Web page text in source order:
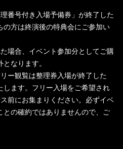
番号付き入場予備券」が終了した
方は終演後の特典会にご参加い
場合、イベント参加分としてご購
なります。
ー観覧は整理券入場が終了した
ます。フリー入場をご希望され
前にお集まりください。必ずイベ
との確約ではありませんので、ご